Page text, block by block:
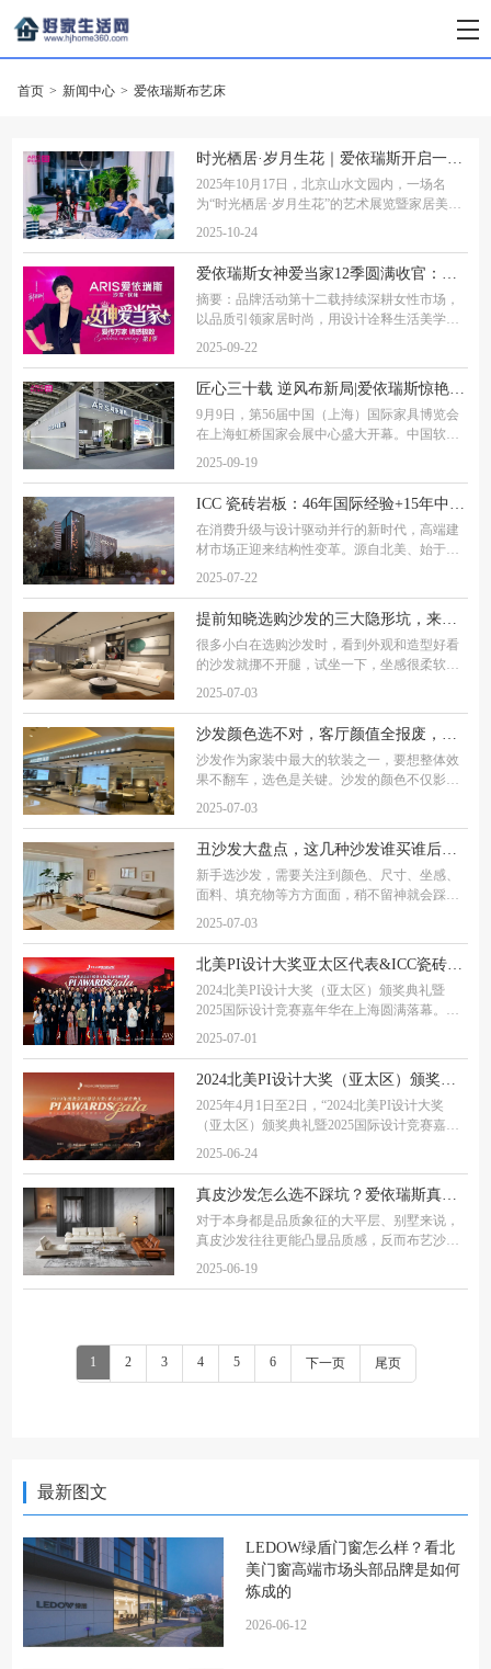
首页 > 新闻中心 > 爱依瑞斯布艺床
2025年10月17日，北京山水文园内，一场名
为“时光栖居·岁月生花”的艺术展览暨家居美学
是一次家居、设计与艺术的跨界对话，更是爱
依瑞
2025-10-24
摘要：品牌活动第十二载持续深耕女性市场，
以品质引领家居时尚，用设计诠释生活美学，
第十二季"女神爱当家"全国活动圆满收官。本
次
2025-09-22
9月9日，第56届中国（上海）国际家具博览会
在上海虹桥国家会展中心盛大开幕。中国软体
家居盛宴，向业界展示了品牌30年匠心传承的
创新
2025-09-19
在消费升级与设计驱动并行的新时代，高端建
材市场正迎来结构性变革。源自北美、始于
的产品与设计，重新定义中国高端瓷砖市场、
高端岩
2025-07-22
很多小白在选购沙发时，看到外观和造型好看
的沙发就挪不开腿，试坐一下，坐感很柔软蓬
买回家使用一段时间之后，塌陷、掉皮等各种
2025-07-03
沙发作为家装中最大的软装之一，要想整体效
果不翻车，选色是关键。沙发的颜色不仅影响
怕压抑，选浅了怕单调，选艳了怕突兀……别
2025-07-03
新手选沙发，需要关注到颜色、尺寸、坐感、
面料、填充物等方方面面，稍不留神就会踩
陷，”这些翻车糟心情况可太常见了。沙发
2025-07-03
2024北美PI设计大奖（亚太区）颁奖典礼暨
2025国际设计竞赛嘉年华在上海圆满落幕。作
球设计力量的重要平台。 活动期间，北美PI设
计大奖
2025-07-01
2025年4月1日至2日，“2024北美PI设计大奖
（亚太区）颁奖典礼暨2025国际设计竞赛嘉年
英邀请赛、瑞士LIV酒店设计大奖三大国际设
计奖项领衔，
2025-06-24
对于本身都是品质象征的大平层、别墅来说，
真皮沙发往往更能凸显品质感，反而布艺沙发
2025-06-19
1 2 3 4 5 6 下一页 尾页
最新图文
LEDOW绿盾门窗怎么样？看北
美门窗高端市场头部品牌是如何
炼成的
2026-06-12